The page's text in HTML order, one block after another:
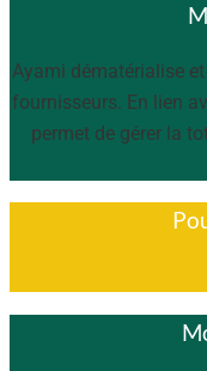
Ayami dématérialise
fournisseurs. En lien
permet de gérer la